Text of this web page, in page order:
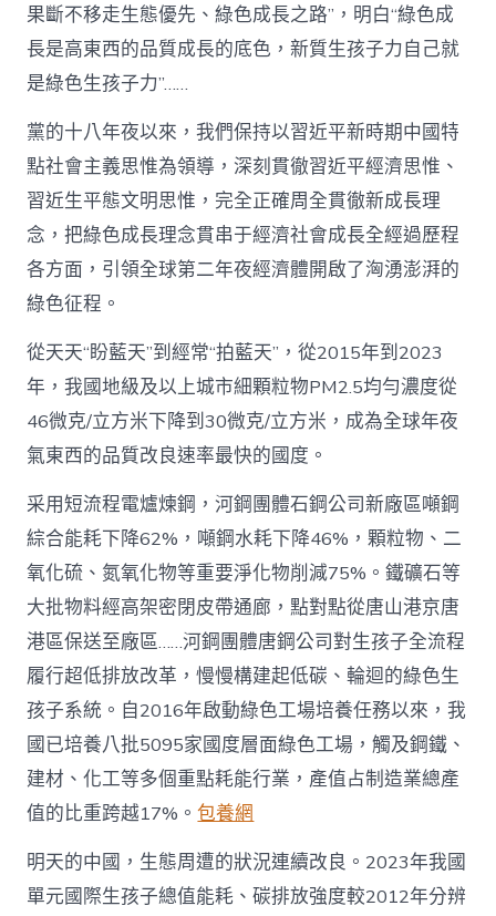
果斷不移走生態優先、綠色成長之路”，明白“綠色成
長是高東西的品質成長的底色，新質生孩子力自己就
是綠色生孩子力”……
黨的十八年夜以來，我們保持以習近平新時期中國特
點社會主義思惟為領導，深刻貫徹習近平經濟思惟、
習近生平態文明思惟，完全正確周全貫徹新成長理
念，把綠色成長理念貫串于經濟社會成長全經過歷程
各方面，引領全球第二年夜經濟體開啟了洶湧澎湃的
綠色征程。
從天天“盼藍天”到經常“拍藍天”，從2015年到2023
年，我國地級及以上城市細顆粒物PM2.5均勻濃度從
46微克/立方米下降到30微克/立方米，成為全球年夜
氣東西的品質改良速率最快的國度。
采用短流程電爐煉鋼，河鋼團體石鋼公司新廠區噸鋼
綜合能耗下降62%，噸鋼水耗下降46%，顆粒物、二
氧化硫、氮氧化物等重要淨化物削減75%。鐵礦石等
大批物料經高架密閉皮帶通廊，點對點從唐山港京唐
港區保送至廠區……河鋼團體唐鋼公司對生孩子全流程
履行超低排放改革，慢慢構建起低碳、輪迴的綠色生
孩子系統。自2016年啟動綠色工場培養任務以來，我
國已培養八批5095家國度層面綠色工場，觸及鋼鐵、
建材、化工等多個重點耗能行業，產值占制造業總產
值的比重跨越17%。包養網
明天的中國，生態周遭的狀況連續改良。2023年我國
單元國際生孩子總值能耗、碳排放強度較2012年分辨